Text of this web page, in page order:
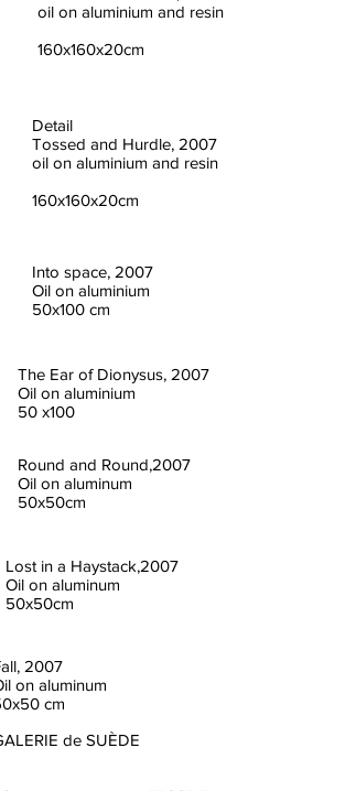
oil on aluminium and resin
160x160x20cm
Detail
Tossed and Hurdle, 2007
oil on aluminium and resin
160x160x20cm
Into space, 2007
Oil on aluminium
50x100 cm
The Ear of Dionysus, 2007
Oil on aluminium
50 x100
Round and Round,2007
Oil on aluminum
50x50cm
Lost in a Haystack,2007
Oil on aluminum
50x50cm
2007
on aluminum
cm
de SUÈDE